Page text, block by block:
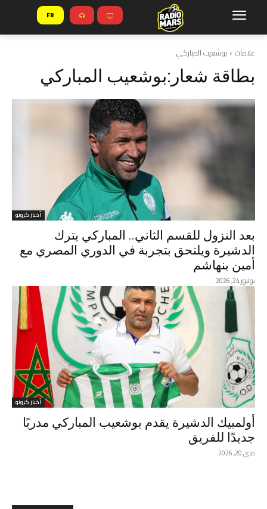
FR
علامات بوشعيب المباركي
بطاقة شعار:بوشعيب المباركي
أخبار كرونو
بعد النزول للقسم الثاني.. المباركي يترك
الدشيرة ويلتحق بتجربة في الدوري المصري مع
أمين بنهاشم
يوليوز 24, 2026
أخبار كرونو
أولمبيك الدشيرة يقدم بوشعيب المباركي مدربًا
جديدًا للفريق
ماي 20, 2026